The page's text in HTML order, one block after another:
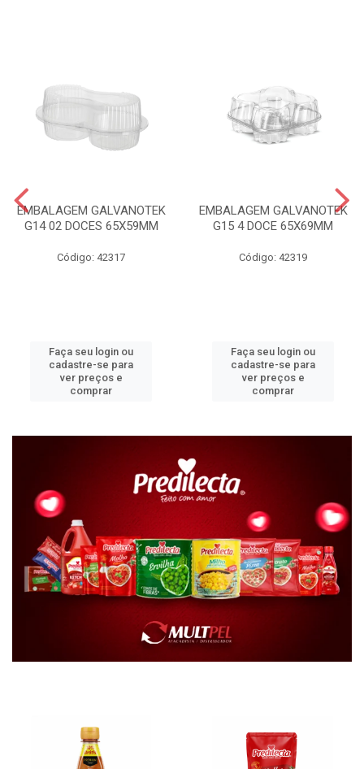
EMBALAGEM GALVANOTEK
G14 02 DOCES 65X59MM
Código: 42317
Faça seu login ou
cadastre-se para
ver preços e
comprar
EMBALAGEM GALVANOTEK
G15 4 DOCE 65X69MM
Código: 42319
Faça seu login ou
cadastre-se para
ver preços e
comprar